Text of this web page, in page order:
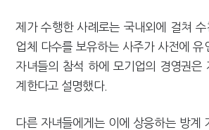
제가 수행한 사례로는 국내외에 걸쳐 수
업체 다수를 보유하는 사주가 사전에 유
자녀들의 참석 하에 모기업의 경영권은
계한다고 설명했다.
다른 자녀들에게는 이에 상응하는 방계